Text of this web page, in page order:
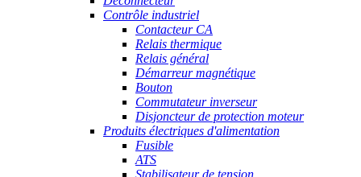
Contrôle industriel
Contacteur CA
Relais thermique
Relais général
Démarreur magnétique
Bouton
Commutateur inverseur
Disjoncteur de protection moteur
Produits électriques d'alimentation
Fusible
ATS
Stabilisateur de tension